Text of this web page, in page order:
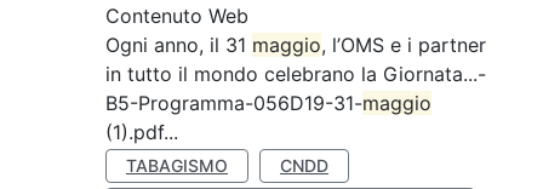
Contenuto Web
Ogni anno, il 31 maggio, l’OMS e i partner
in tutto il mondo celebrano la Giornata...-
B5-Programma-056D19-31-maggio
(1).pdf...
TABAGISMO
CNDD